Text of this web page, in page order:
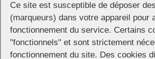
Chéries –
Ce site est susceptible de déposer
(marqueurs) dans votre appareil pour
fonctionnement du service. Certains
"fonctionnels" et sont strictement
fonctionnement du site. Des cookies